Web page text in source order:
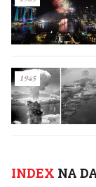
1945
INDEX NA